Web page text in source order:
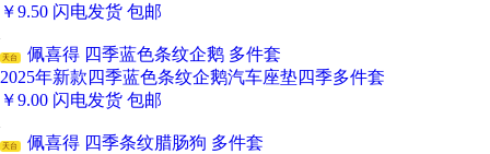
￥9.50 闪电发货 包邮
天台
佩喜得 四季蓝色条纹企鹅 多件套
2025年新款四季蓝色条纹企鹅汽车座垫四季多件套
￥9.00 闪电发货 包邮
天台
佩喜得 四季条纹腊肠狗 多件套